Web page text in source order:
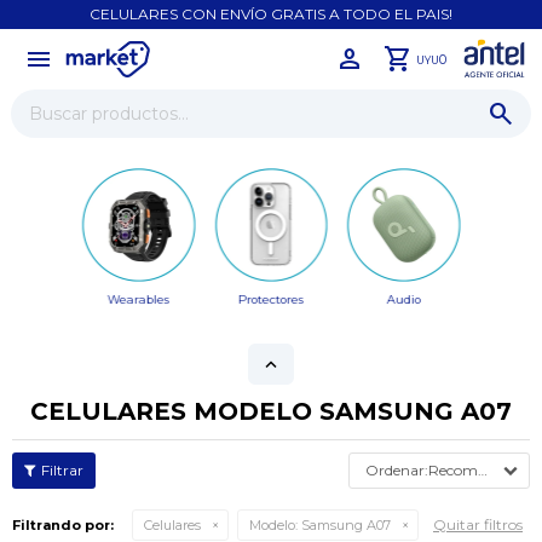
CELULARES CON ENVÍO GRATIS A TODO EL PAIS!
menu UYU0
Wearables Protectores Audio
CELULARES MODELO SAMSUNG A07
Recomendados
Filtrando por: Celulares Modelo: Samsung A07 Quitar filtros
close